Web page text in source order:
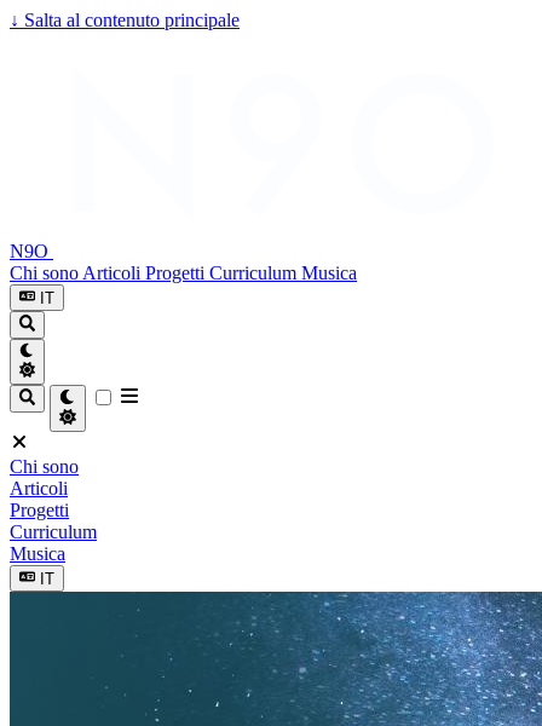
↓ Salta al contenuto principale
N9O
Chi sono Articoli Progetti Curriculum Musica
IT
Chi sono
Articoli
Progetti
Curriculum
Musica
IT